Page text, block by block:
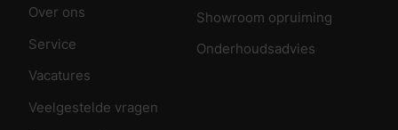
Over ons
Service
Vacatures
Veelgestelde vragen
Showroom opruiming
Onderhoudsadvies